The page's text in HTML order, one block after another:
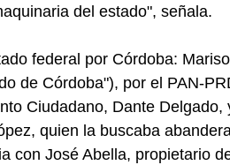
del estado", señala.
federal por Córdoba:
de Córdoba"), por el PAN-
Ciudadano, Dante Delgado,
quien la buscaba
con José Abella, propietario